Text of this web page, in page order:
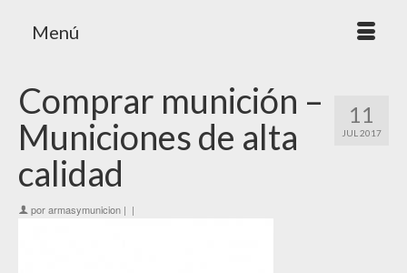
Menú
11
JUL 2017
Comprar munición –
Municiones de alta
calidad
porarmasymunicion | |